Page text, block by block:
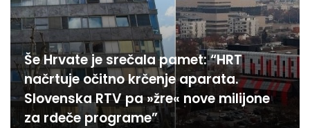
Še Hrvate je srečala pamet: “HRT
načrtuje očitno krčenje aparata.
Slovenska RTV pa »žre« nove milijone
za rdeče programe”